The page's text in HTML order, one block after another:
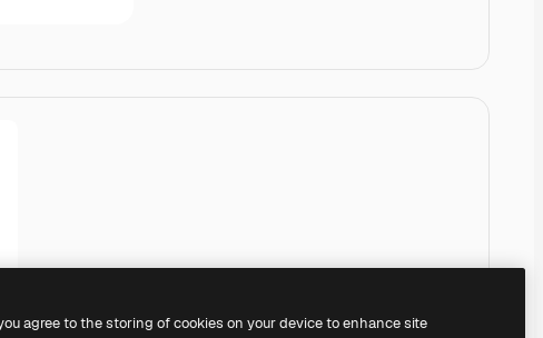
agree to the storing of cookies on your device to enhance site